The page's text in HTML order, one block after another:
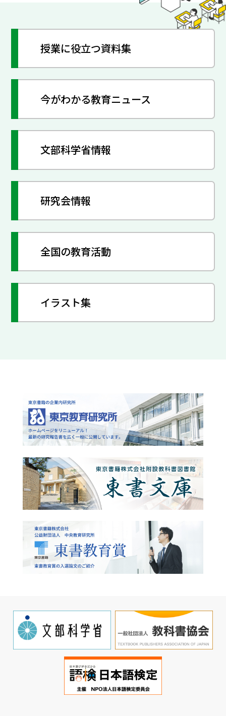
授業に役立つ資料集
今がわかる教育ニュース
文部科学省情報
研究会情報
全国の教育活動
イラスト集